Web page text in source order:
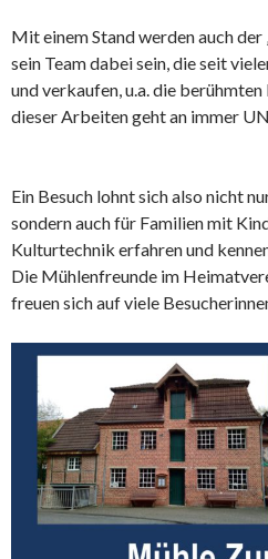
Mit einem Stand werden auch
sein Team dabei sein, die seit
und verkaufen, u.a. die
dieser Arbeiten geht an immer
Ein Besuch lohnt sich also nicht
sondern auch für Familien mit
Kulturtechnik erfahren und
Die Mühlenfreunde im
freuen sich auf viele